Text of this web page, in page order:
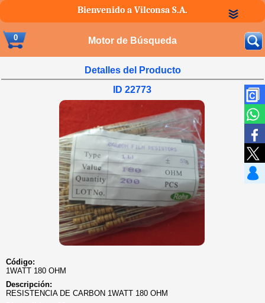
Bienvenido a Vilconsa S.A.
0 Motor de Búsqueda
Detalles del Producto
ID 22773
Código:
1WATT 180 OHM
Descripción:
RESISTENCIA DE CARBON 1WATT 180 OHM